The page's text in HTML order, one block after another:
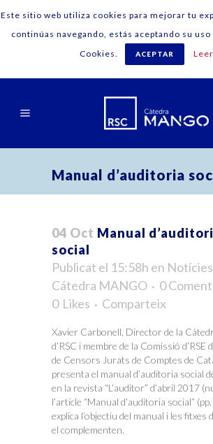
Català
Manual d’auditoria
04 Oct Manual
social
Publicat el 15:58h en Notícies
Cátedra MANGO
0
0 Likes Comparteix
Xavier Carbonell, Director de la
d’RSC i membre de la Comissió d’RSE
de Censors Jurats de Comptes de
presenta el manual d’auditoria social
en la revista “L’auditor” d’abril 2017
l’article “Manual d’auditoria social”
explica l’objectiu del manual i les fitxes
el complementen.
Este sitio web utiliza cookies para mejorar tu
continúas navegando, estás aceptando su
Cookies.
ACEPTAR